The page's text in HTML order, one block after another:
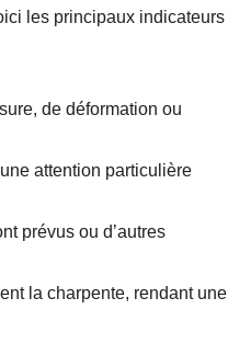
les principaux indicateurs
de déformation ou
attention particulière
prévus ou d’autres
la charpente, rendant une